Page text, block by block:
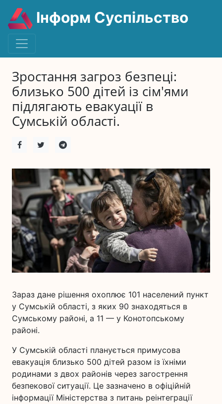
Інформ Суспільство
Зростання загроз безпеці:
близько 500 дітей із сім'ями
підлягають евакуації в
Сумській області.
Зараз дане рішення охоплює 101 населений пункт
у Сумській області, з яких 90 знаходяться в
Сумському районі, а 11 — у Конотопському
районі.
У Сумській області планується примусова
евакуація близько 500 дітей разом із їхніми
родинами з двох районів через загострення
безпекової ситуації. Це зазначено в офіційній
інформації Міністерства з питань реінтеграції